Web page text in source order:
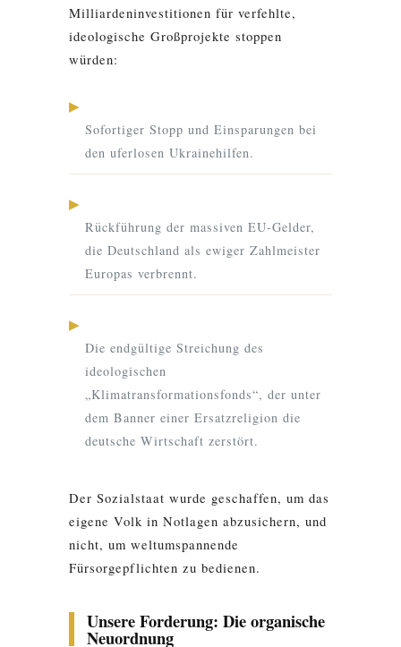
Milliardeninvestitionen für verfehlte,
ideologische Großprojekte stoppen
würden:
▶
Sofortiger Stopp und Einsparungen bei
den uferlosen Ukrainehilfen.
▶
Rückführung der massiven EU-Gelder,
die Deutschland als ewiger Zahlmeister
Europas verbrennt.
▶
Die endgültige Streichung des
ideologischen
„Klimatransformationsfonds“, der unter
dem Banner einer Ersatzreligion die
deutsche Wirtschaft zerstört.
Der Sozialstaat wurde geschaffen, um das
eigene Volk in Notlagen abzusichern, und
nicht, um weltumspannende
Fürsorgepflichten zu bedienen.
Unsere Forderung: Die organische
Neuordnung